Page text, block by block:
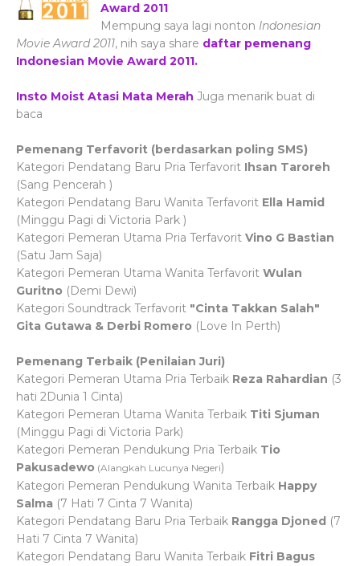
Award 2011
Mempung saya lagi nonton Indonesian
Movie Award 2011, nih saya share daftar pemenang
Indonesian Movie Award 2011.
Insto Moist Atasi Mata Merah Juga menarik buat di
baca
Pemenang Terfavorit (berdasarkan poling SMS)
Kategori Pendatang Baru Pria Terfavorit Ihsan Taroreh
(Sang Pencerah )
Kategori Pendatang Baru Wanita Terfavorit Ella Hamid
(Minggu Pagi di Victoria Park )
Kategori Pemeran Utama Pria Terfavorit Vino G Bastian
(Satu Jam Saja)
Kategori Pemeran Utama Wanita Terfavorit Wulan
Guritno (Demi Dewi)
Kategori Soundtrack Terfavorit "Cinta Takkan Salah"
Gita Gutawa & Derbi Romero (Love In Perth)
Pemenang Terbaik (Penilaian Juri)
Kategori Pemeran Utama Pria Terbaik Reza Rahardian (3
hati 2Dunia 1 Cinta)
Kategori Pemeran Utama Wanita Terbaik Titi Sjuman
(Minggu Pagi di Victoria Park)
Kategori Pemeran Pendukung Pria Terbaik Tio
Pakusadewo (Alangkah Lucunya Negeri)
Kategori Pemeran Pendukung Wanita Terbaik Happy
Salma (7 Hati 7 Cinta 7 Wanita)
Kategori Pendatang Baru Pria Terbaik Rangga Djoned (7
Hati 7 Cinta 7 Wanita)
Kategori Pendatang Baru Wanita Terbaik Fitri Bagus